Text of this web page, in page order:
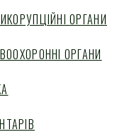
ОРГАНИ
ОРГАНИ